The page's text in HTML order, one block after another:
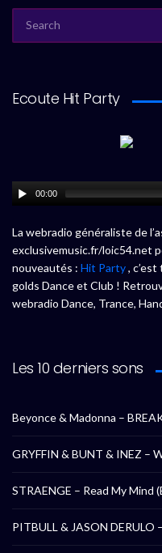
FOR:
Ecoute Hit Party
00:00
La webradio généraliste de
exclusivemusic.fr/loic54.net
nouveautés : Hit Party,
golds Dance et Club !
webradio Dance, Trance,
Les 10 derniers sons
Beyonce & Madonna –
GRYFFIN & BUNT & INEZ –
STRAENGE – Read My Mind
PITBULL & JASON DERULO